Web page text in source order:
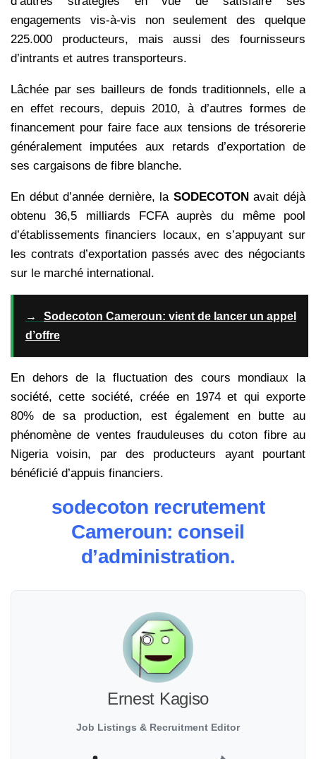
engagements vis-à-vis non seulement des quelque
225.000 producteurs, mais aussi des fournisseurs
d’intrants et autres transporteurs.
Lâchée par ses bailleurs de fonds traditionnels, elle a
en effet recours, depuis 2010, à d’autres formes de
financement pour faire face aux tensions de trésorerie
généralement imputées aux retards d’exportation de
ses cargaisons de fibre blanche.
En début d’année dernière, la SODECOTONavait déjà
obtenu 36,5 milliards FCFA auprès du même pool
d’établissements financiers locaux, en s’appuyant sur
les contrats d’exportation passés avec des négociants
sur le marché international.
→
Sodecoton Cameroun: vient de lancer un appel
d’offre
En dehors de la fluctuation des cours mondiaux la
société, cette société, créée en 1974 et qui exporte
80% de sa production, est également en butte au
phénomène de ventes frauduleuses du coton fibre au
Nigeria voisin, par des producteurs ayant pourtant
bénéficié d’appuis financiers.
sodecoton recrutement
Cameroun: conseil
d’administration.
Ernest Kagiso
Job Listings & Recruitment Editor